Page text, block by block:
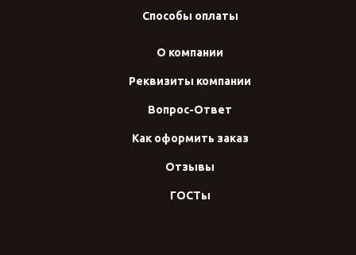
Способы оплаты
О компании
Реквизиты компании
Вопрос-Ответ
Как оформить заказ
Отзывы
ГОСТы